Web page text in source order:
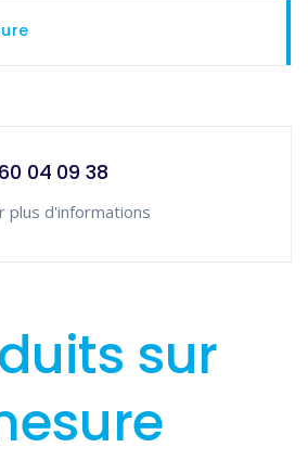
04 09 38
plus d'informations
sur